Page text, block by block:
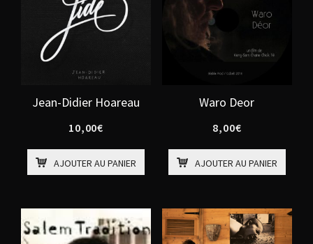
Jean-Didier Hoareau
10,00€
AJOUTER AU PANIER
Waro Deor
8,00€
AJOUTER AU PANIER